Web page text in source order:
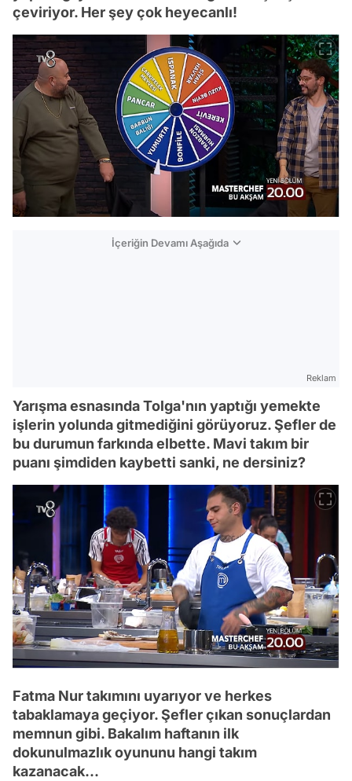
çeviriyor. Her şey çok heyecanlı!
İçeriğin Devamı Aşağıda
Reklam
Yarışma esnasında Tolga'nın yaptığı yemekte
işlerin yolunda gitmediğini görüyoruz. Şefler de
bu durumun farkında elbette. Mavi takım bir
puanı şimdiden kaybetti sanki, ne dersiniz?
Fatma Nur takımını uyarıyor ve herkes
tabaklamaya geçiyor. Şefler çıkan sonuçlardan
memnun gibi. Bakalım haftanın ilk
dokunulmazlık oyununu hangi takım
kazanacak...